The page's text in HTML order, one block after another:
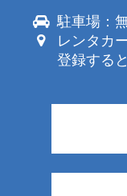
駐車場：
レンタカ
登録する